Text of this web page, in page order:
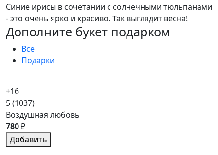
Синие ирисы в сочетании с солнечными тюльпанами
- это очень ярко и красиво. Так выглядит весна!
Дополните букет подарком
Все
Подарки
+16
5(1037)
Воздушная любовь
780₽
Добавить